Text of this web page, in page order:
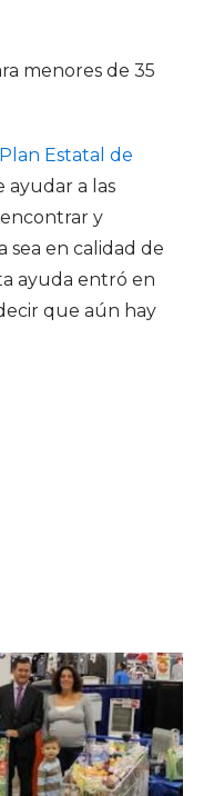
menores de 35
Plan Estatal de
ayudar a las
encontrar y
sea en calidad de
ayuda entró en
que aún hay